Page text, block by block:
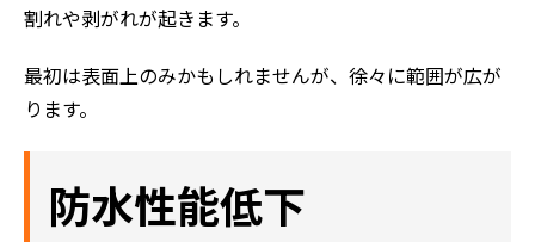
割れや剥がれが起きます。
最初は表面上のみかもしれませんが、徐々に範囲が広が
ります。
防水性能低下